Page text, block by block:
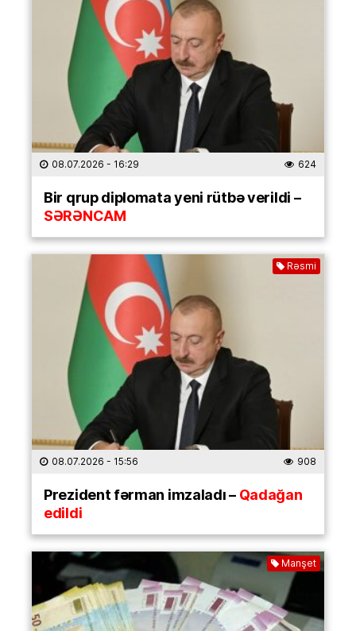
08.07.2026 - 16:29 624
Bir qrup diplomata yeni rütbə verildi –
SƏRƏNCAM
Rəsmi
08.07.2026 - 15:56 908
Prezident fərman imzaladı –Qadağan
edildi
Manşet